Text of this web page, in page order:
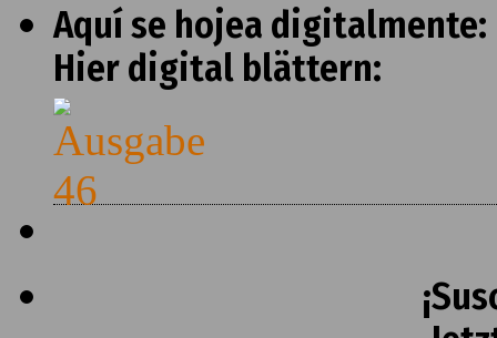
Aquí se hojea digitalmente:
Hier digital blättern: